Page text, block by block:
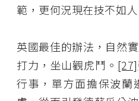
範，更何況現在技不如人
英國最佳的辦法，自然
打力，坐山觀虎鬥。 [27]
行事，單方面擔保波蘭